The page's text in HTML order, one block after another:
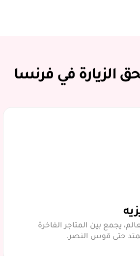
الزيارة في فرنسا
يجمع بين المتاجر الفاخرة
حتى قوس النصر.